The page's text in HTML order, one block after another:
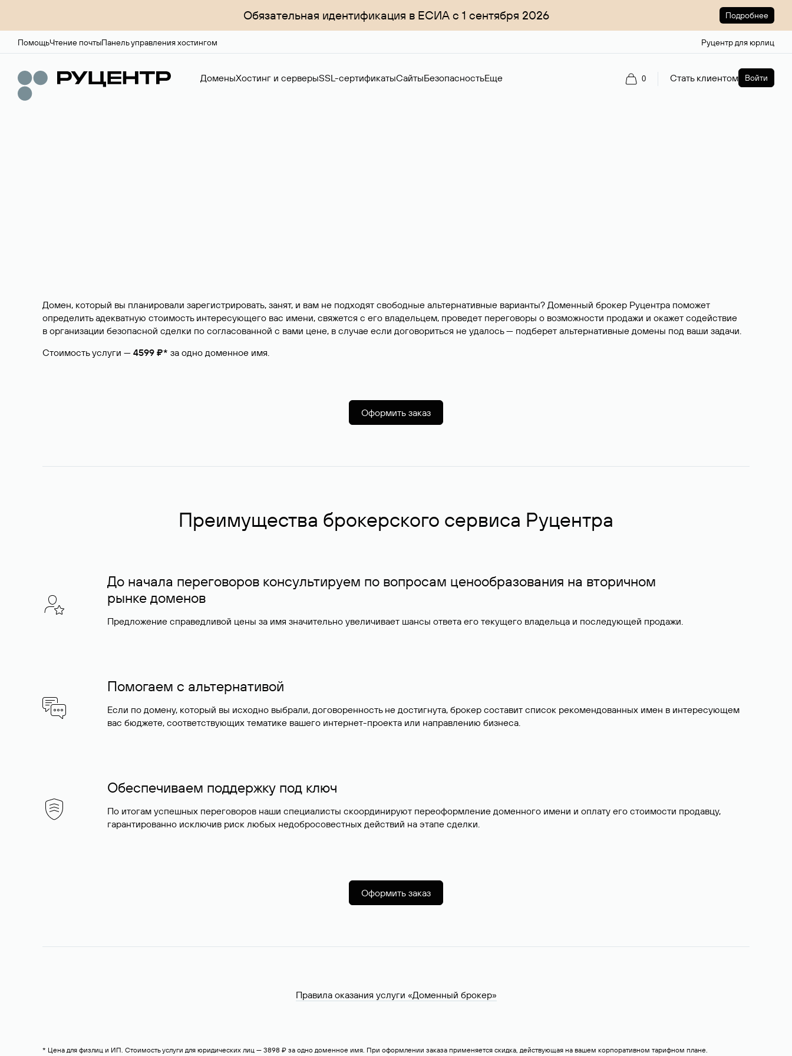
Обязательная идентификация в ЕСИА с 1 сентября 2026 Подробнее
ПомощьЧтение почтыПанель управления хостингом Руцентр для юрлиц
ДоменыХостинг и серверыSSL-сертификатыСайтыБезопасностьЕще 0 Стать клиентом Войти
Домен, который вы планировали зарегистрировать, занят, и вам не подходят свободные альтернативные варианты? Доменный брокер Руцентра поможет
определить адекватную стоимость интересующего вас имени, свяжется с его владельцем, проведет переговоры о возможности продажи и окажет содействие
в организации безопасной сделки по согласованной с вами цене, в случае если договориться не удалось — подберет альтернативные домены под ваши задачи.
Стоимость услуги — 4599 ₽* за одно доменное имя.
Оформить заказ
Преимущества брокерского сервиса Руцентра
До начала переговоров консультируем по вопросам ценообразования на вторичном
рынке доменов
Предложение справедливой цены за имя значительно увеличивает шансы ответа его текущего владельца и последующей продажи.
Помогаем с альтернативой
Если по домену, который вы исходно выбрали, договоренность не достигнута, брокер составит список рекомендованных имен в интересующем
вас бюджете, соответствующих тематике вашего интернет-проекта или направлению бизнеса.
Обеспечиваем поддержку под ключ
По итогам успешных переговоров наши специалисты скоординируют переоформление доменного имени и оплату его стоимости продавцу,
гарантированно исключив риск любых недобросовестных действий на этапе сделки.
Оформить заказ
Правила оказания услуги «Доменный брокер»
* Цена для физлиц и ИП. Стоимость услуги для юридических лиц — 3898 ₽ за одно доменное имя. При оформлении заказа применяется скидка, действующая на вашем корпоративном тарифном плане.